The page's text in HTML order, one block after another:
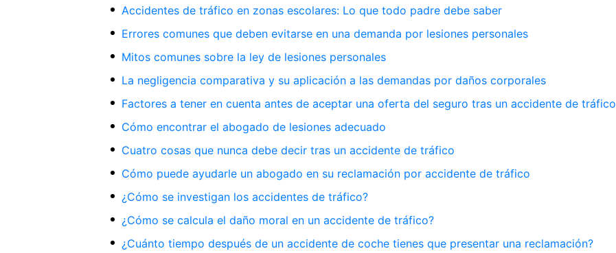
Accidentes de tráfico en zonas escolares: Lo que todo padre debe saber
Errores comunes que deben evitarse en una demanda por lesiones personales
Mitos comunes sobre la ley de lesiones personales
La negligencia comparativa y su aplicación a las demandas por daños corporales
Factores a tener en cuenta antes de aceptar una oferta del seguro tras un accidente de tráfico
Cómo encontrar el abogado de lesiones adecuado
Cuatro cosas que nunca debe decir tras un accidente de tráfico
Cómo puede ayudarle un abogado en su reclamación por accidente de tráfico
¿Cómo se investigan los accidentes de tráfico?
¿Cómo se calcula el daño moral en un accidente de tráfico?
¿Cuánto tiempo después de un accidente de coche tienes que presentar una reclamación?